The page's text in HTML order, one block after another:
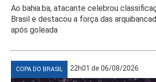
Ao bahia.ba, atacante celebrou
Brasil e destacou a força das
após goleada
COPA DO BRASIL 22h01 de 06/08/2026